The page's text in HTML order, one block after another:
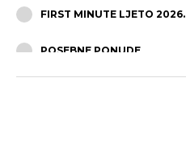
FIRST MINUTE LJETO 2026.
POSEBNE PONUDE